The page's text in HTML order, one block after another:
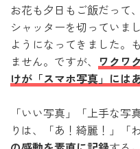
お花も夕日もご飯だって
シャッターを切っていま
ようになってきました。
ません。ですが、
ワクワ
けが「スマホ写真」には
「いい写真」「上手な写
りは、「あ！綺麗！」「